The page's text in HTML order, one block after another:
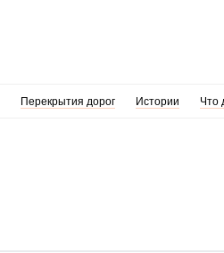
Перекрытия дорог Истории Что